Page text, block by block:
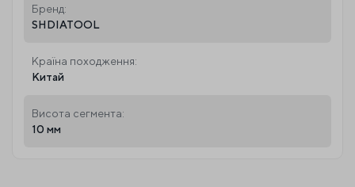
Бренд:
SHDIATOOL
Країна походження:
Китай
Висота сегмента:
10 мм